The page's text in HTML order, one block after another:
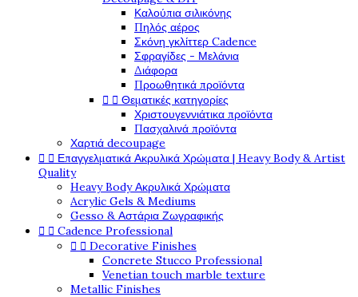
Καλούπια σιλικόνης
Πηλός αέρος
Σκόνη γκλίττερ Cadence
Σφραγίδες - Μελάνια
Διάφορα
Προωθητικά προϊόντα
  Θεματικές κατηγορίες
Χριστουγεννιάτικα προϊόντα
Πασχαλινά προϊόντα
Χαρτιά decoupage
  Επαγγελματικά Ακρυλικά Χρώματα | Heavy Body & Artist
Quality
Heavy Body Ακρυλικά Χρώματα
Acrylic Gels & Mediums
Gesso & Αστάρια Ζωγραφικής
  Cadence Professional
  Decorative Finishes
Concrete Stucco Professional
Venetian touch marble texture
Metallic Finishes